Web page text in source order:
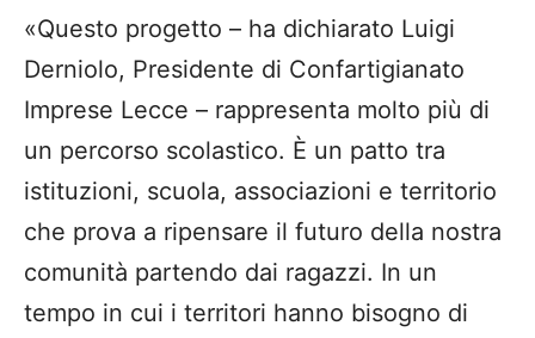
«Questo progetto – ha dichiarato Luigi
Derniolo, Presidente di Confartigianato
Imprese Lecce – rappresenta molto più di
un percorso scolastico. È un patto tra
istituzioni, scuola, associazioni e territorio
che prova a ripensare il futuro della nostra
comunità partendo dai ragazzi. In un
tempo in cui i territori hanno bisogno di